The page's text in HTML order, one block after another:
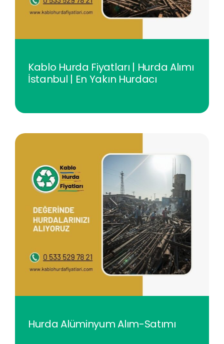
Kablo Hurda Fiyatları | Hurda Alımı
İstanbul | En Yakın Hurdacı
Hurda Alüminyum Alım-Satımı